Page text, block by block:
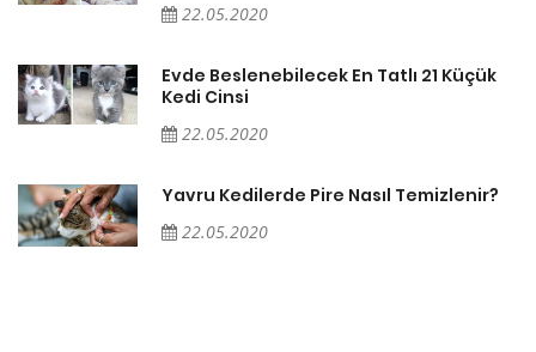
22.05.2020
Evde Beslenebilecek En Tatlı 21 Küçük
Kedi Cinsi
22.05.2020
Yavru Kedilerde Pire Nasıl Temizlenir?
22.05.2020